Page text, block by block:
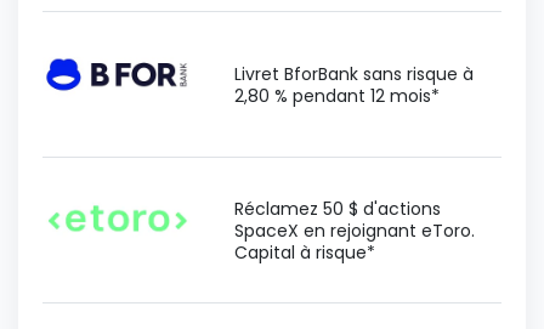
Livret BforBank sans risque à
2,80 % pendant 12 mois*
Réclamez 50 $ d'actions
SpaceX en rejoignant eToro.
Capital à risque*